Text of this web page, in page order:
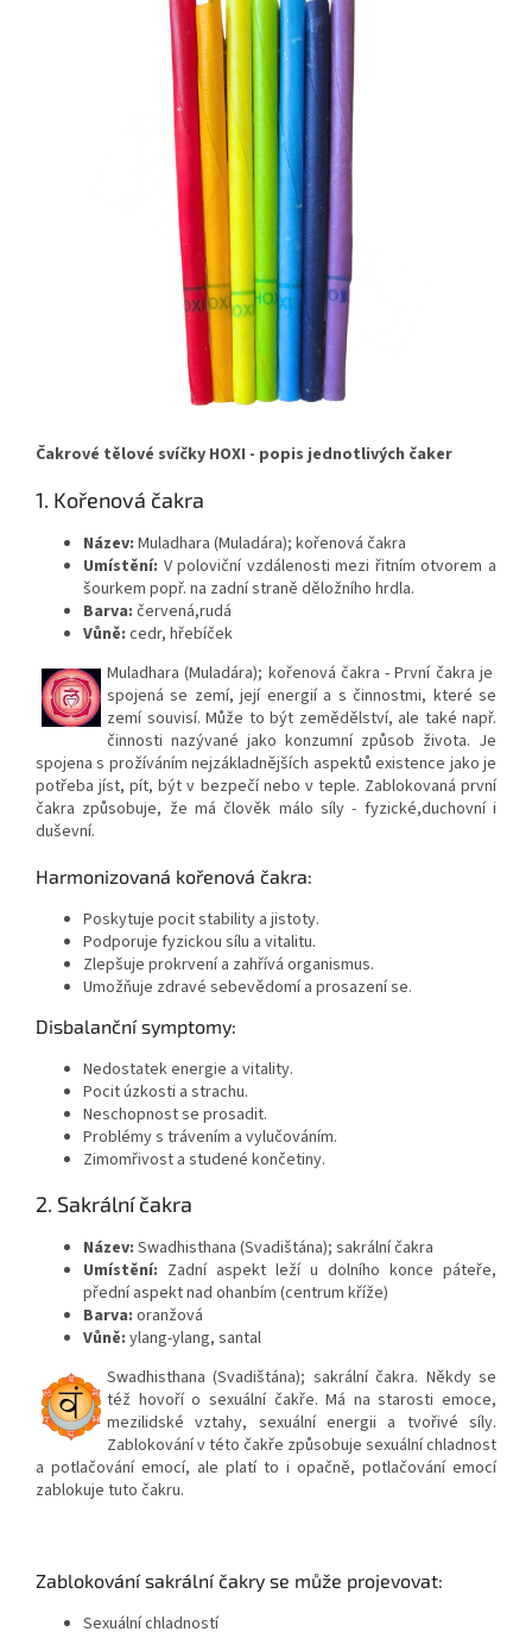
Čakrové tělové svíčky HOXI - popis jednotlivých čaker
1. Kořenová čakra
Název: Muladhara (Muladára); kořenová čakra
Umístění: V poloviční vzdálenosti mezi řitním otvorem a
šourkem popř. na zadní straně děložního hrdla.
Barva: červená,rudá
Vůně: cedr, hřebíček
Muladhara (Muladára); kořenová čakra - První čakra je
spojená se zemí, její energií a s činnostmi, které se
zemí souvisí. Může to být zemědělství, ale také např.
činnosti nazývané jako konzumní způsob života. Je
spojena s prožíváním nejzákladnějších aspektů existence jako je
potřeba jíst, pít, být v bezpečí nebo v teple. Zablokovaná první
čakra způsobuje, že má člověk málo síly - fyzické,duchovní i
duševní.
Harmonizovaná kořenová čakra:
Poskytuje pocit stability a jistoty.
Podporuje fyzickou sílu a vitalitu.
Zlepšuje prokrvení a zahřívá organismus.
Umožňuje zdravé sebevědomí a prosazení se.
Disbalanční symptomy:
Nedostatek energie a vitality.
Pocit úzkosti a strachu.
Neschopnost se prosadit.
Problémy s trávením a vylučováním.
Zimomřivost a studené končetiny.
2. Sakrální čakra
Název: Swadhisthana (Svadištána); sakrální čakra
Umístění: Zadní aspekt leží u dolního konce páteře,
přední aspekt nad ohanbím (centrum kříže)
Barva: oranžová
Vůně: ylang-ylang, santal
Swadhisthana (Svadištána); sakrální čakra. Někdy se
též hovoří o sexuální čakře. Má na starosti emoce,
mezilidské vztahy, sexuální energii a tvořivé síly.
Zablokování v této čakře způsobuje sexuální chladnost
a potlačování emocí, ale platí to i opačně, potlačování emocí
zablokuje tuto čakru.
Zablokování sakrální čakry se může projevovat:
Sexuální chladností